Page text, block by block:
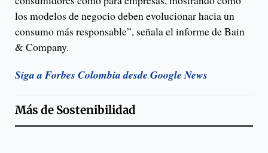
los modelos de negocio deben evolucionar hacia un
consumo más responsable”, señala el informe de Bain
& Company.
Siga a Forbes Colombia desde Google News
Más de Sostenibilidad